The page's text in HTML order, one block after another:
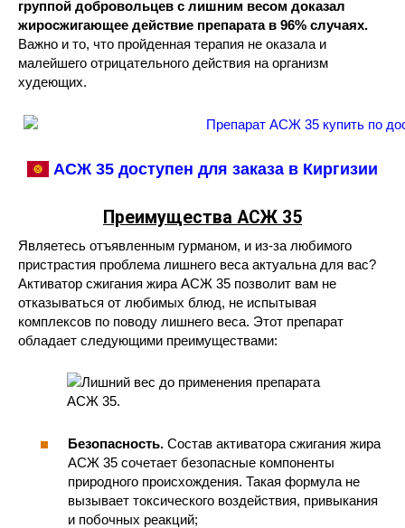
группой добровольцев с лишним весом доказал
жиросжигающее действие препарата в 96% случаях.
Важно и то, что пройденная терапия не оказала и
малейшего отрицательного действия на организм
худеющих.
АСЖ 35 доступен для заказа в Киргизии
Преимущества АСЖ 35
Являетесь отъявленным гурманом, и из-за любимого
пристрастия проблема лишнего веса актуальна для вас?
Активатор сжигания жира АСЖ 35 позволит вам не
отказываться от любимых блюд, не испытывая
комплексов по поводу лишнего веса. Этот препарат
обладает следующими преимуществами:
Безопасность. Состав активатора сжигания жира
АСЖ 35 сочетает безопасные компоненты
природного происхождения. Такая формула не
вызывает токсического воздействия, привыкания
и побочных реакций;